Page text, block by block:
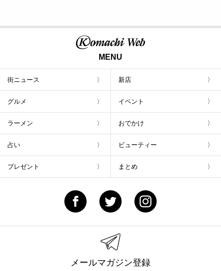
MENU
街ニュース 新店
グルメ イベント
ラーメン おでかけ
占い ビューティー
プレゼント まとめ
メールマガジン登録